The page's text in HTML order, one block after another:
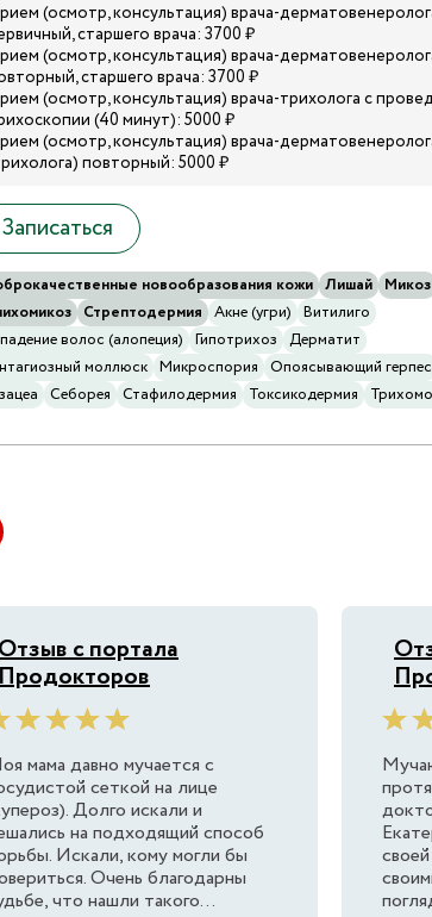
(осмотр, консультация) врача-
старшего врача: 3700 ₽
(осмотр, консультация) врача-
старшего врача: 3700 ₽
(осмотр, консультация) врача-трихолога с
(40 минут): 5000 ₽
(осмотр, консультация) врача-
повторный: 5000 ₽
Записаться
новообразования кожи Лишай Микоз
Стрептодермия Акне (угри) Витилиго
волос (алопеция) Гипотрихоз Дерматит
моллюск Микроспория Опоясывающий герпес
Себорея Стафилодермия Токсикодермия
с портала
мама давно мучается с
сеткой на лице
Долго искали и
на подходящий способ
Искали, кому могли бы
Очень благодарны
что нашли такого...